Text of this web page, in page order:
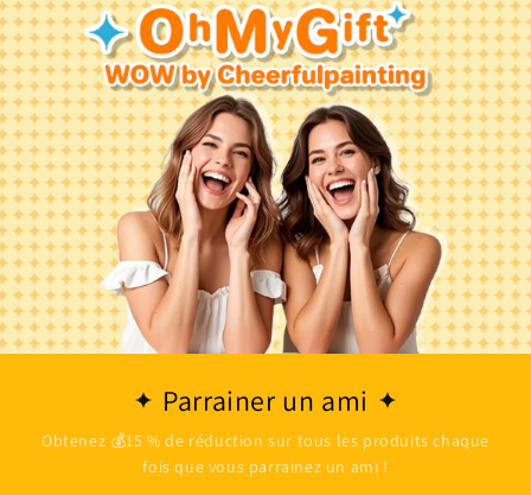
Parrainer un ami
Obtenez 💰15 % de réduction sur tous les produits chaque
fois que vous parrainez un ami !